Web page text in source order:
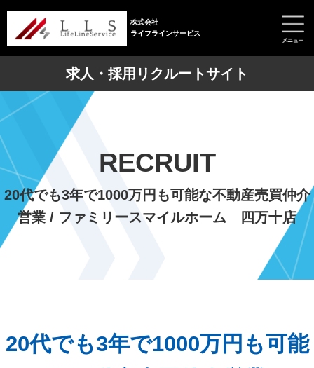
株式会社
ライフラインサービス
求人・採用リクルートサイト
RECRUIT
20代でも3年で1000万円も可能な不動産売買仲介
営業 / ファミリースマイルホーム 四万十店
20代でも3年で1000万円も可能